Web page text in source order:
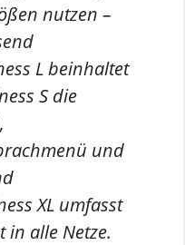
nutzen –
L beinhaltet
S die
und
XL umfasst
in alle Netze.